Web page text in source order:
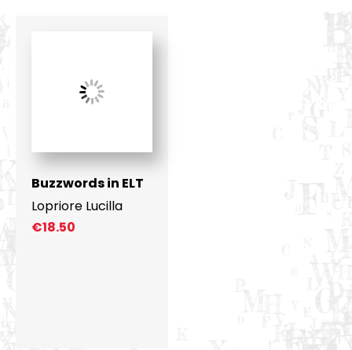
Buzzwords in ELT
Lopriore Lucilla
€18.50